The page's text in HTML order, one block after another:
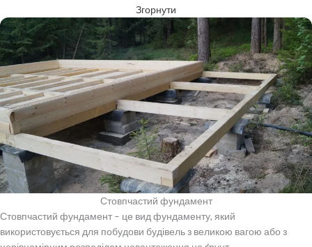
Згорнути
Стовпчастий фундамент
Стовпчастий фундамент – це вид фундаменту, який
використовується для побудови будівель з великою вагою або з